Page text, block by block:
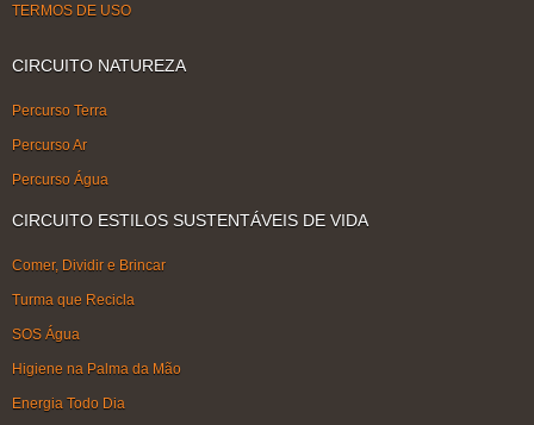
TERMOS DE USO
CIRCUITO NATUREZA
Percurso Terra
Percurso Ar
Percurso Água
CIRCUITO ESTILOS SUSTENTÁVEIS DE VIDA
Comer, Dividir e Brincar
Turma que Recicla
SOS Água
Higiene na Palma da Mão
Energia Todo Dia